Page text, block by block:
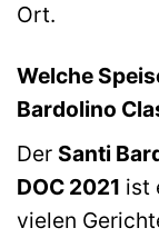
Ort.
Welche
Bardolino
Der Santi
DOC 2021 ist
vielen